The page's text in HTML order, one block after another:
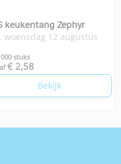
keukentang Zephyr
woensdag 12 augustus
stuks
€ 2,58
Bekijk